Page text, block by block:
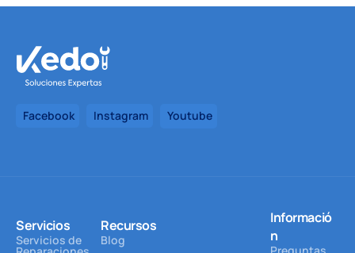
Facebook Instagram Youtube
Servicios
Servicios de
Recursos
Blog
Informació
n